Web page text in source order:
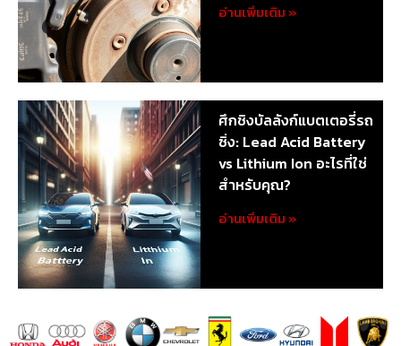
อ่านเพิ่มเติม »
ศึกชิงบัลลังก์แบตเตอรี่รถ
ซิ่ง: Lead Acid Battery
vs Lithium Ion อะไรที่ใช่
สำหรับคุณ?
อ่านเพิ่มเติม »